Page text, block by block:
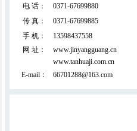
直立揉板机
电 话：
0371-67699880
传 真：
0371-67699885
手 机：
13598437558
网 址：
www.jinyangguang.cn
www.tanhuaji.com.cn
E-mail：
66701288@163.com